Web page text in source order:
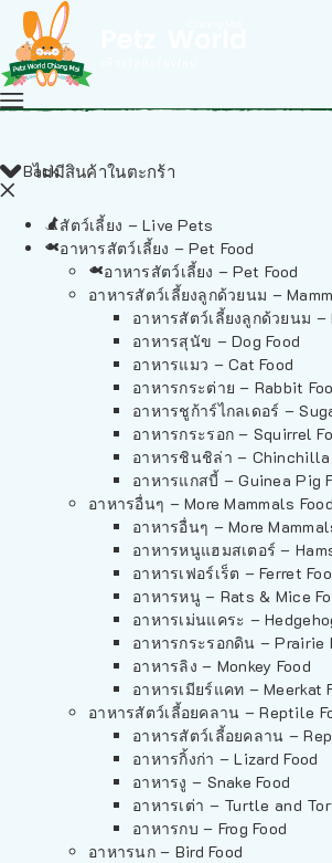
ไม่มีสินค้าในตะกร้า
Back
สัตว์เลี้ยง – Live Pets
อาหารสัตว์เลี้ยง – Pet Food
อาหารสัตว์เลี้ยง – Pet Food
อาหารสัตว์เลี้ยงลูกด้วยนม –
อาหารสัตว์เลี้ยงลูกด้วยนม –
อาหารสุนัข – Dog Food
อาหารแมว – Cat Food
อาหารกระต่าย – Rabbit
อาหารชูก้าร์ไกลเดอร์ –
อาหารกระรอก – Squirrel
อาหารชินชิล่า – Chinchilla
อาหารแกสบี้ – Guinea Pig
อาหารอื่นๆ – More Mammals Food
อาหารอื่นๆ – More
อาหารหนูแฮมสเตอร์ –
อาหารเฟอร์เร็ต – Ferret
อาหารหนู – Rats & Mice
อาหารเม่นแคระ –
อาหารกระรอกดิน – Prairie
อาหารลิง – Monkey Food
อาหารเมียร์แคท – Meerkat
อาหารสัตว์เลี้อยคลาน – Reptile
อาหารสัตว์เลี้อยคลาน –
อาหารกิ้งก่า – Lizard Food
อาหารงู – Snake Food
อาหารเต่า – Turtle and
อาหารกบ – Frog Food
อาหารนก – Bird Food